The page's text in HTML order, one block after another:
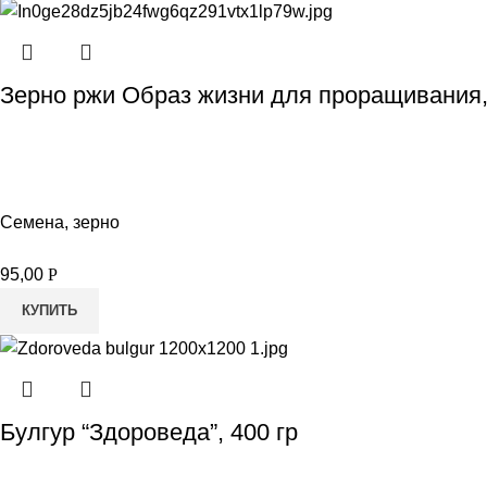
Зерно ржи Образ жизни для
Семена, зерно
95,00 Р
КУПИТЬ
Булгур “Здороведа”, 400 гр